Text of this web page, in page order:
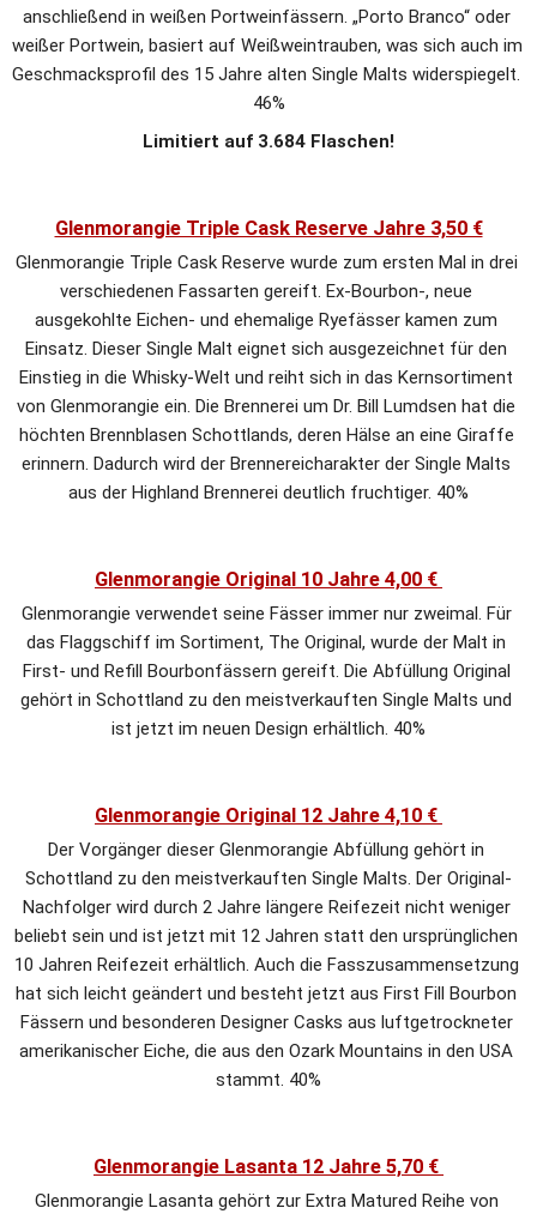
anschließend in weißen Portweinfässern. „Porto Branco“ oder
weißer Portwein, basiert auf Weißweintrauben, was sich auch im
Geschmacksprofil des 15 Jahre alten Single Malts widerspiegelt.
46%
Limitiert auf 3.684 Flaschen!
Glenmorangie Triple Cask Reserve Jahre 3,50 €
Glenmorangie Triple Cask Reserve wurde zum ersten Mal in drei
verschiedenen Fassarten gereift. Ex-Bourbon-, neue
ausgekohlte Eichen- und ehemalige Ryefässer kamen zum
Einsatz. Dieser Single Malt eignet sich ausgezeichnet für den
Einstieg in die Whisky-Welt und reiht sich in das Kernsortiment
von Glenmorangie ein. Die Brennerei um Dr. Bill Lumdsen hat die
höchten Brennblasen Schottlands, deren Hälse an eine Giraffe
erinnern. Dadurch wird der Brennereicharakter der Single Malts
aus der Highland Brennerei deutlich fruchtiger. 40%
Glenmorangie Original 10 Jahre 4,00 €
Glenmorangie verwendet seine Fässer immer nur zweimal. Für
das Flaggschiff im Sortiment, The Original, wurde der Malt in
First- und Refill Bourbonfässern gereift. Die Abfüllung Original
gehört in Schottland zu den meistverkauften Single Malts und
ist jetzt im neuen Design erhältlich. 40%
Glenmorangie Original 12 Jahre 4,10 €
Der Vorgänger dieser Glenmorangie Abfüllung gehört in
Schottland zu den meistverkauften Single Malts. Der Original-
Nachfolger wird durch 2 Jahre längere Reifezeit nicht weniger
beliebt sein und ist jetzt mit 12 Jahren statt den ursprünglichen
10 Jahren Reifezeit erhältlich. Auch die Fasszusammensetzung
hat sich leicht geändert und besteht jetzt aus First Fill Bourbon
Fässern und besonderen Designer Casks aus luftgetrockneter
amerikanischer Eiche, die aus den Ozark Mountains in den USA
stammt. 40%
Glenmorangie Lasanta 12 Jahre 5,70 €
Glenmorangie Lasanta gehört zur Extra Matured Reihe von